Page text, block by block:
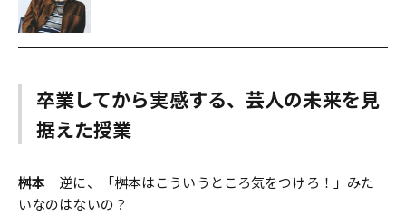
卒業してから実感する、芸人の未来を見
据えた授業
桝本 逆に、「桝本はこういうところ気をつけろ！」みた
いなのはないの？